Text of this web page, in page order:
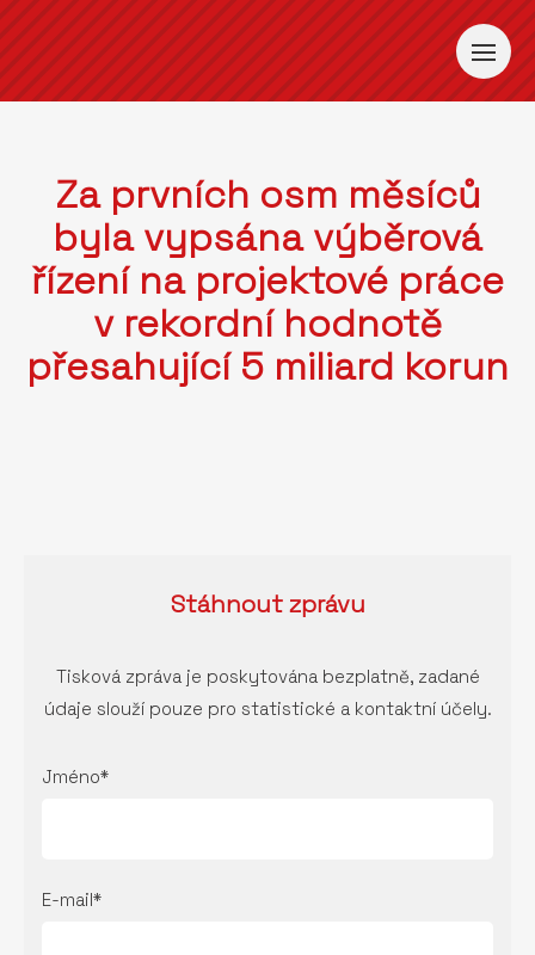
Za prvních osm měsíců
byla vypsána výběrová
řízení na projektové práce
v rekordní hodnotě
přesahující 5 miliard korun
Stáhnoutzprávu
Tisková zpráva je poskytována bezplatně, zadané
údaje slouží pouze pro statistické a kontaktní účely.
Jméno*
E-mail*